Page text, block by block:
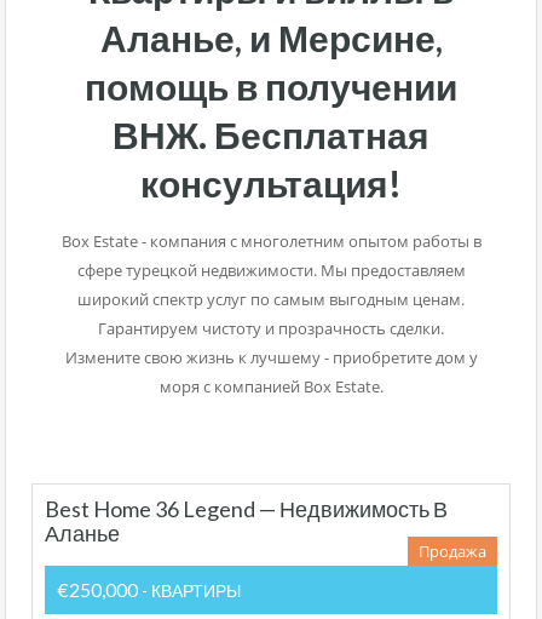
Аланье, и Мерсине,
помощь в получении
ВНЖ. Бесплатная
консультация!
Box Estate - компания с многолетним опытом работы в
сфере турецкой недвижимости. Мы предоставляем
широкий спектр услуг по самым выгодным ценам.
Гарантируем чистоту и прозрачность сделки.
Измените свою жизнь к лучшему - приобретите дом у
моря с компанией Box Estate.
Best Home 36 Legend — Недвижимость В
Аланье
Продажа
€250,000 - КВАРТИРЫ